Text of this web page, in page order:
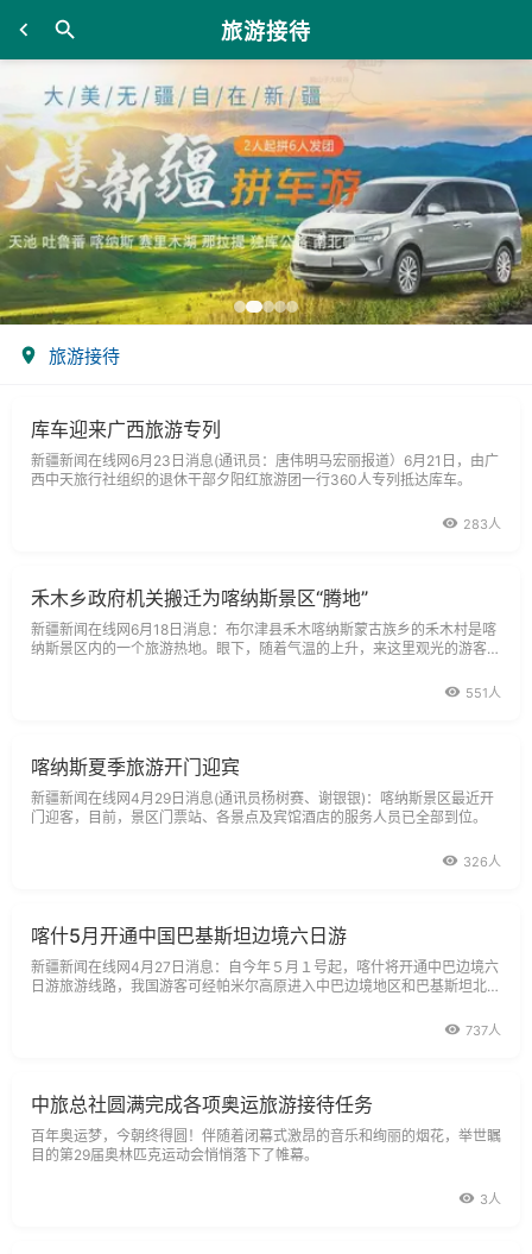
旅游接待
旅游接待
库车迎来广西旅游专列
新疆新闻在线网6月23日消息(通讯员：唐伟明马宏丽报道）6月21日，由广
西中天旅行社组织的退休干部夕阳红旅游团一行360人专列抵达库车。
283人
禾木乡政府机关搬迁为喀纳斯景区“腾地”
新疆新闻在线网6月18日消息：布尔津县禾木喀纳斯蒙古族乡的禾木村是喀
纳斯景区内的一个旅游热地。眼下，随着气温的上升，来这里观光的游客络
551人
喀纳斯夏季旅游开门迎宾
新疆新闻在线网4月29日消息(通讯员杨树赛、谢银银)：喀纳斯景区最近开
门迎客，目前，景区门票站、各景点及宾馆酒店的服务人员已全部到位。
326人
喀什5月开通中国巴基斯坦边境六日游
新疆新闻在线网4月27日消息：自今年５月１号起，喀什将开通中巴边境六
日游旅游线路，我国游客可经帕米尔高原进入中巴边境地区和巴基斯坦北部
737人
中旅总社圆满完成各项奥运旅游接待任务
百年奥运梦，今朝终得圆！伴随着闭幕式激昂的音乐和绚丽的烟花，举世瞩
目的第29届奥林匹克运动会悄悄落下了帷幕。
3人